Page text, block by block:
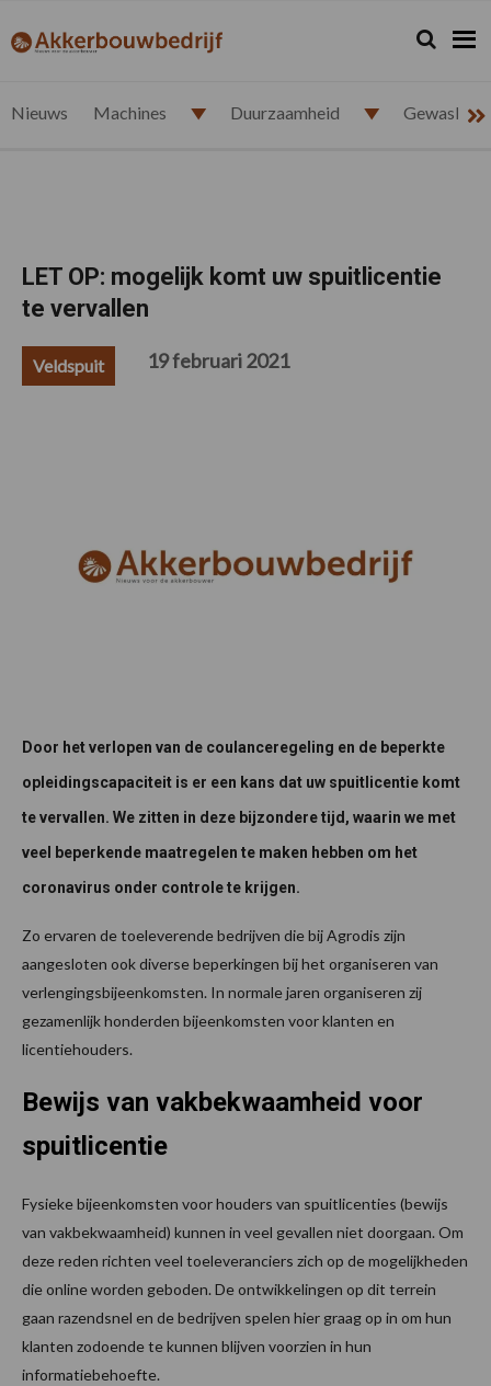
de
de
de
de
akkerbouwbedrijf.nl Zoeken...
Zoek
Nieuws Machines Duurzaamheid
LET OP: mogelijk komt uw spuitlicentie
te vervallen
Veldspuit 19 februari 2021
Door het verlopen van de coulanceregeling en de beperkte
opleidingscapaciteit is er een kans dat uw spuitlicentie komt
te vervallen. We zitten in deze bijzondere tijd, waarin we met
veel beperkende maatregelen te maken hebben om het
coronavirus onder controle te krijgen.
Zo ervaren de toeleverende bedrijven die bij Agrodis zijn
aangesloten ook diverse beperkingen bij het organiseren van
verlengingsbijeenkomsten. In normale jaren organiseren zij
gezamenlijk honderden bijeenkomsten voor klanten en
licentiehouders.
Bewijs van vakbekwaamheid voor
spuitlicentie
Fysieke bijeenkomsten voor houders van spuitlicenties (bewijs
van vakbekwaamheid) kunnen in veel gevallen niet doorgaan. Om
deze reden richten veel toeleveranciers zich op de mogelijkheden
die online worden geboden. De ontwikkelingen op dit terrein
gaan razendsnel en de bedrijven spelen hier graag op in om hun
klanten zodoende te kunnen blijven voorzien in hun
informatiebehoefte.